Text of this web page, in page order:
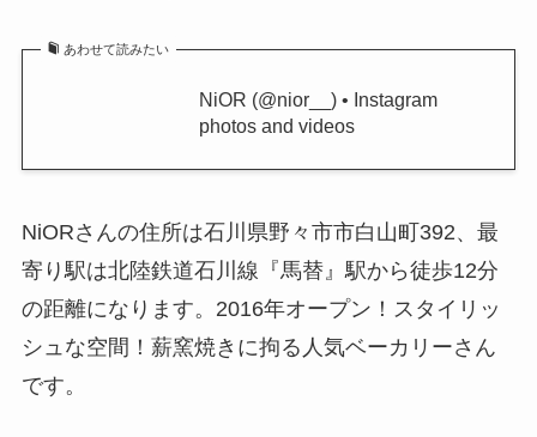
あわせて読みたい
NiOR (@nior__) • Instagram
photos and videos
NiORさんの住所は石川県野々市市白山町392、最
寄り駅は北陸鉄道石川線『馬替』駅から徒歩12分
の距離になります。2016年オープン！スタイリッ
シュな空間！薪窯焼きに拘る人気ベーカリーさん
です。